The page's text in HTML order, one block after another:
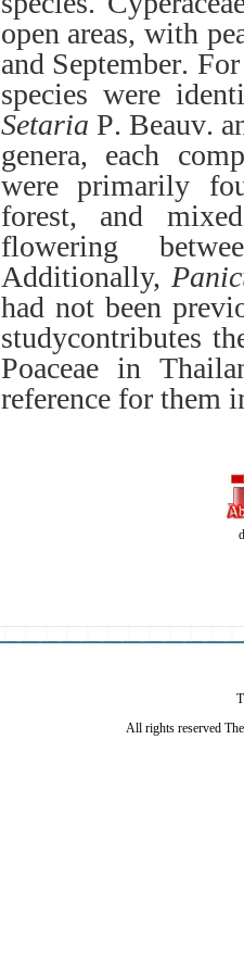
open areas, with
and September.
species were
Setaria P. Beauv.
genera, each
were primarily
forest, and
flowering
Additionally,
had not been
studycontributes
Poaceae in
reference for them
All rights reserved